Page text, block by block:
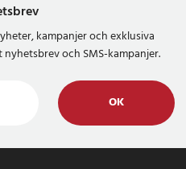
kampanjer och exklusiva
och SMS-kampanjer.
OK